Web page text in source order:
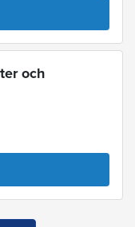
och